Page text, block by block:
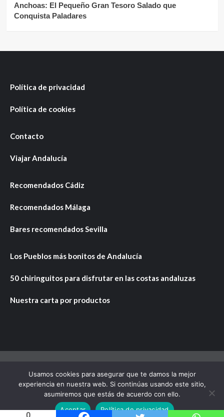
Anchoas: El Pequeño Gran Tesoro Salado que
Conquista Paladares
Política de privacidad
Política de cookies
Contacto
Viajar Andalucía
Recomendados Cádiz
Recomendados Málaga
Bares recomendados Sevilla
Los Pueblos más bonitos de Andalucía
50 chiringuitos para disfrutar en las costas andaluzas
Nuestra carta por productos
Copyright © Todos los derechos reservados. |
CoverNews
por AF themes.
Usamos cookies para asegurar que te damos la mejor
experiencia en nuestra web. Si continúas usando este sitio,
asumiremos que estás de acuerdo con ello.
Aceptar
Política de privacidad